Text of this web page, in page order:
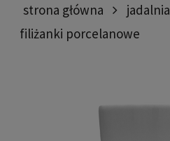
strona główna jadalnia
filiżanki porcelanowe